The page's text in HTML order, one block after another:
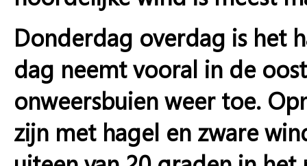
Donderdag overdag is het
dag neemt vooral in de
onweersbuien weer toe.
zijn met hagel en zware